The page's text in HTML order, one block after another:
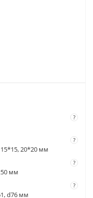
?
?
15*15, 20*20 мм
?
мм
?
d76 мм